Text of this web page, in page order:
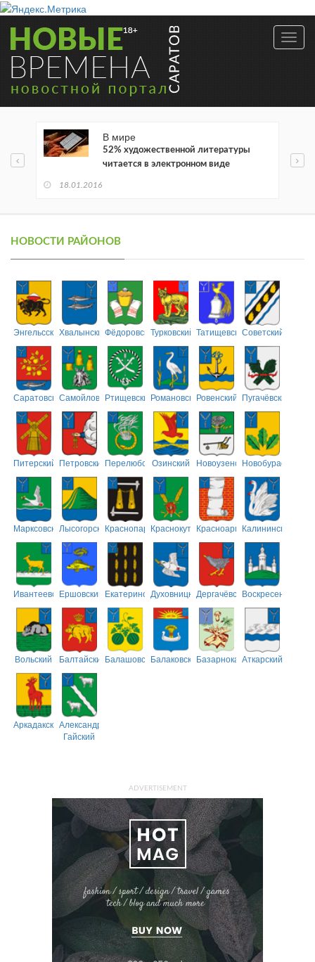
В мире
52% художественной литературы
читается в электронном виде
18.01.2016
НОВОСТИ РАЙОНОВ
ЭнгельсскийХвалынскийФёдоровскийТурковский ТатищевскийСоветский
СаратовскийСамойловскийРтищевскийРомановскийРовенский Пугачёвский
Питерский ПетровскийПерелюбскийОзинский НовоузенскийНовобурасский
МарксовскийЛысогорскийКраснопартизанский
КраснокутскийКрасноармейский
Калининский
ИвантеевскийЕршовский ЕкатериновскийДуховницкийДергачёвскийВоскресенский
Вольский БалтайскийБалашовскийБалаковскийБазарнокарабулакский
Аткарский
АркадакскийАлександрово-
Гайский
ADVERTISEMENT